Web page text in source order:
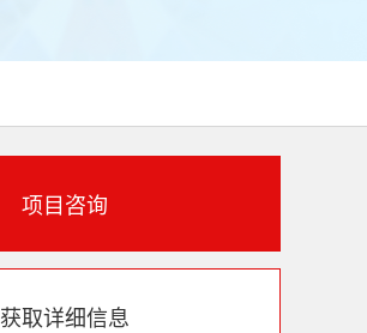
项目咨询
获取详细信息